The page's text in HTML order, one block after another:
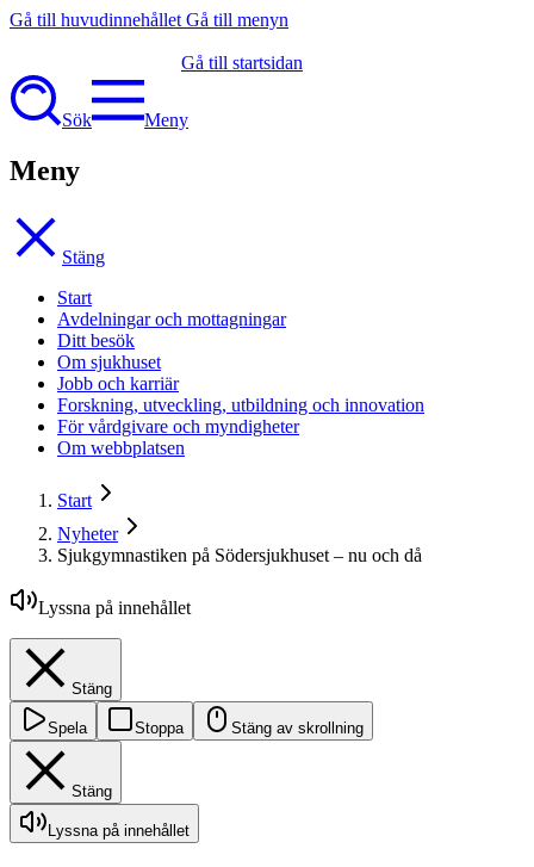
Gå till huvudinnehållet Gå till menyn
Gå till startsidan
Sök Meny
Meny
Stäng
Start
Avdelningar och mottagningar
Ditt besök
Om sjukhuset
Jobb och karriär
Forskning, utveckling, utbildning och innovation
För vårdgivare och myndigheter
Om webbplatsen
Start
Nyheter
Sjukgymnastiken på Södersjukhuset – nu och då
Lyssna på innehållet
Stäng
Spela Stoppa Stäng av skrollning
Stäng
Lyssna på innehållet